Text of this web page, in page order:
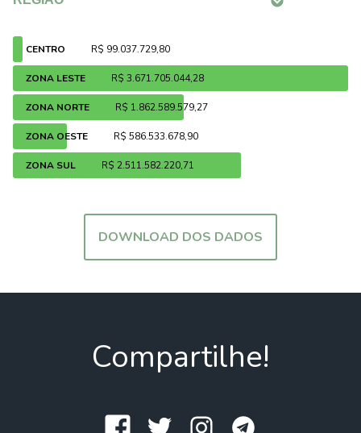
CENTRO R$ 99.037.729,80
ZONA LESTE R$ 3.671.705.044,28
ZONA NORTE R$ 1.862.589.579,27
ZONA OESTE R$ 586.533.678,90
ZONA SUL R$ 2.511.582.220,71
DOWNLOAD DOS DADOS
Compartilhe!